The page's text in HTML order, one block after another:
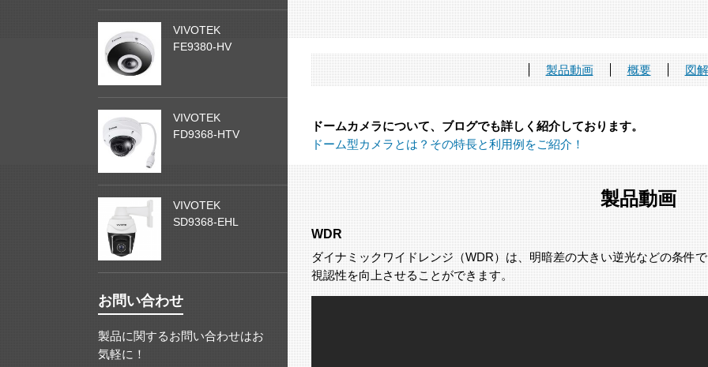
製品動画 概要 図解
ドームカメラについて、ブログでも詳しく紹介しております。
ドーム型カメラとは？その特長と利用例をご紹介！
製品動画
WDR
ダイナミックワイドレンジ（WDR）は、明暗差の大きい逆光などの条件
視認性を向上させることができます。
VIVOTEK
FE9380-HV
VIVOTEK
FD9368-HTV
VIVOTEK
SD9368-EHL
お問い合わせ
製品に関するお問い合わせはお
気軽に！